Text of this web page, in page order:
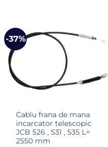
-37%
Cablu frana de mana
incarcator telescopic
JCB 526 , 531 , 535 L=
2550 mm